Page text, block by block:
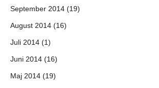
September 2014 (19)
August 2014 (16)
Juli 2014 (1)
Juni 2014 (16)
Maj 2014 (19)